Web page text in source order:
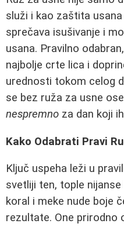
služi i kao zaštita
sprečava isušivanje i
usana. Pravilno
najbolje crte lica i
urednosti tokom celog
se bez ruža za usne
nespremno za dan koji
Kako Odabrati Pravi
Ključ uspeha leži u
svetliji ten, tople
koral i meke nude boje
rezultate. One prirodno